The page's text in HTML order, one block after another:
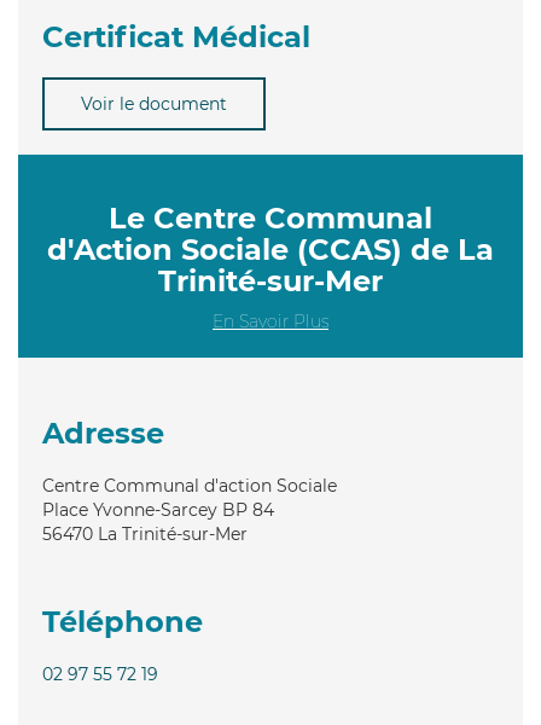
Certificat Médical
Voir le document
Le Centre Communal
d'Action Sociale (CCAS) de La
Trinité-sur-Mer
En Savoir Plus
Adresse
Centre Communal d'action Sociale
Place Yvonne-Sarcey BP 84
56470 La Trinité-sur-Mer
Téléphone
02 97 55 72 19